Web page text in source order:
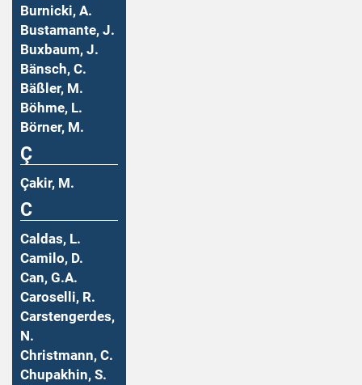
Burnicki, A.
Bustamante, J.
Buxbaum, J.
Bänsch, C.
Bäßler, M.
Böhme, L.
Börner, M.
Ç
Çakir, M.
C
Caldas, L.
Camilo, D.
Can, G.A.
Caroselli, R.
Carstengerdes,
N.
Christmann, C.
Chupakhin, S.